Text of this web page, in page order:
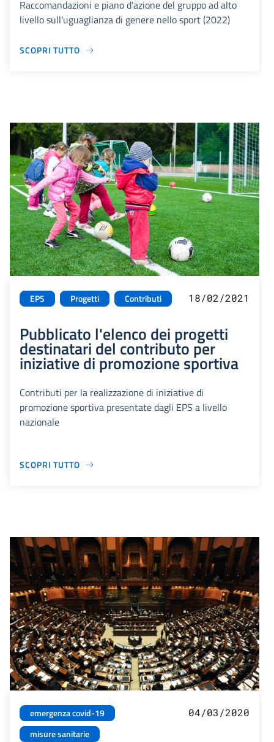
Raccomandazioni e piano d'azione del gruppo ad alto
livello sull'uguaglianza di genere nello sport (2022)
SCOPRI TUTTO
EPS Progetti Contributi 18/02/2021
Pubblicato l'elenco dei progetti
destinatari del contributo per
iniziative di promozione sportiva
Contributi per la realizzazione di iniziative di
promozione sportiva presentate dagli EPS a livello
nazionale
SCOPRI TUTTO
emergenza covid-19
misure sanitarie
04/03/2020